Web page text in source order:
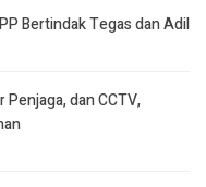
Bertindak Tegas dan Adil
Penjaga, dan CCTV,